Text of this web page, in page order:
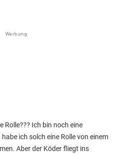
Werbung
Rolle??? Ich bin noch eine
ich solch eine Rolle von einem
Aber der Köder fliegt ins